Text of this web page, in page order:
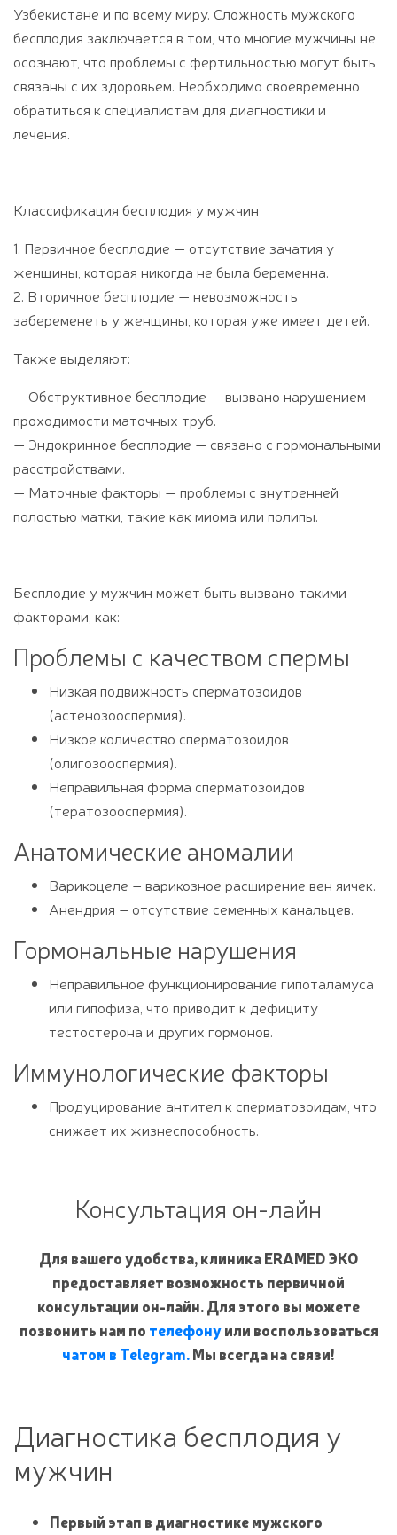
Узбекистане и по всему миру. Сложность мужского
бесплодия заключается в том, что многие мужчины не
осознают, что проблемы с фертильностью могут быть
связаны с их здоровьем. Необходимо своевременно
обратиться к специалистам для диагностики и
лечения.
Классификация бесплодия у мужчин
1. Первичное бесплодие — отсутствие зачатия у
женщины, которая никогда не была беременна.
2. Вторичное бесплодие — невозможность
забеременеть у женщины, которая уже имеет детей.
Также выделяют:
— Обструктивное бесплодие — вызвано нарушением
проходимости маточных труб.
— Эндокринное бесплодие — связано с гормональными
расстройствами.
— Маточные факторы — проблемы с внутренней
полостью матки, такие как миома или полипы.
Бесплодие у мужчин может быть вызвано такими
факторами, как:
Проблемы с качеством спермы
Низкая подвижность сперматозоидов
(астенозооспермия).
Низкое количество сперматозоидов
(олигозооспермия).
Неправильная форма сперматозоидов
(тератозооспермия).
Анатомические аномалии
Варикоцеле – варикозное расширение вен яичек.
Анендрия – отсутствие семенных канальцев.
Гормональные нарушения
Неправильное функционирование гипоталамуса
или гипофиза, что приводит к дефициту
тестостерона и других гормонов.
Иммунологические факторы
Продуцирование антител к сперматозоидам, что
снижает их жизнеспособность.
Консультация он-лайн
Для вашего удобства, клиника ERAMED ЭКО
предоставляет возможность первичной
консультации он-лайн. Для этого вы можете
позвонить нам по телефонуили воспользоваться
чатом в Telegram.Мы всегда на связи!
Диагностика бесплодия у
мужчин
Первый этап в диагностике мужского